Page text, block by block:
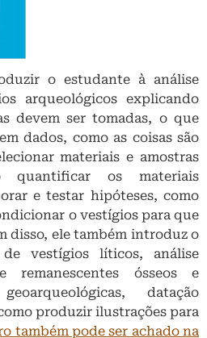
o estudante à análise
arqueológicos explicando
devem ser tomadas, o que
dados, como as coisas são
materiais e amostras
quantificar os materiais
e testar hipóteses, como
o vestígios para que
disso, ele também introduz o
vestígios líticos, análise
remanescentes ósseos e
datação
produzir ilustrações para
também pode ser achado na